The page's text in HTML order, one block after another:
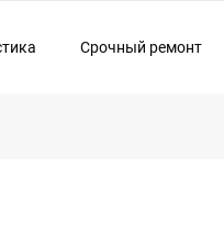
Срочный ремонт